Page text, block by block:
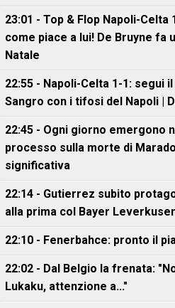
23:01 - Top & Flop Napoli-
come piace a lui! De Bruyne fa
Natale
22:55 - Napoli-Celta 1-1: segui
Sangro con i tifosi del Napoli |
22:45 - Ogni giorno emergono
processo sulla morte di
significativa
22:14 - Gutierrez subito
alla prima col Bayer Leverkusen
22:10 - Fenerbahce: pronto il
22:02 - Dal Belgio la frenata:
Lukaku, attenzione a..."